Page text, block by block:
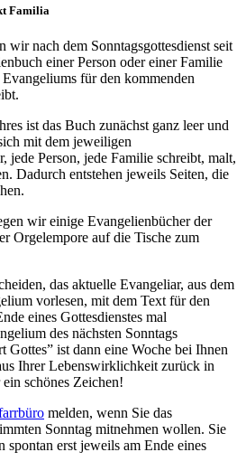
Familia
wir nach dem Sonntagsgottesdienst seit
einer Person oder einer Familie
für den kommenden
ist das Buch zunächst ganz leer und
mit dem jeweiligen
jede Person, jede Familie schreibt, malt,
Dadurch entstehen jeweils Seiten, die
wir einige Evangelienbücher der
Orgelempore auf die Tische zum
das aktuelle Evangeliar, aus dem
vorlesen, mit dem Text für den
eines Gottesdienstes mal
des nächsten Sonntags
Gottes” ist dann eine Woche bei Ihnen
Ihrer Lebenswirklichkeit zurück in
schönes Zeichen!
melden, wenn Sie das
Sonntag mitnehmen wollen. Sie
spontan erst jeweils am Ende eines